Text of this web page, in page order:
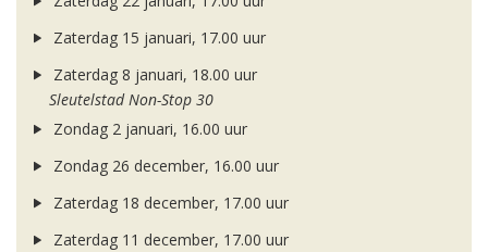
Zaterdag 15 januari, 17.00 uur
Zaterdag 8 januari, 18.00 uur
Sleutelstad Non-Stop 30
Zondag 2 januari, 16.00 uur
Zondag 26 december, 16.00 uur
Zaterdag 18 december, 17.00 uur
Zaterdag 11 december, 17.00 uur